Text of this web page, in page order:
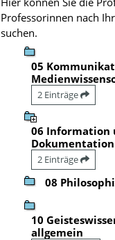
Professorinnen nach
suchen.
05
2 Einträge
06 Information
Dokumentation
2 Einträge
08
10
allgemein